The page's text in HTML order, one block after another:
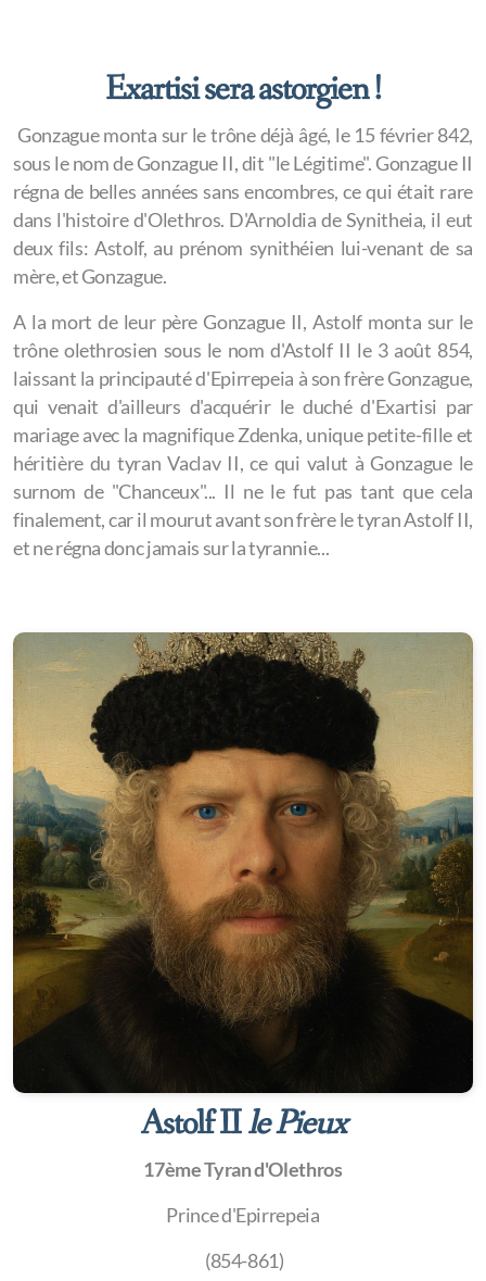
Exartisi sera astorgien !
Gonzague monta sur le trône déjà âgé, le 15 février 842,
sous le nom de Gonzague II, dit "le Légitime". Gonzague II
régna de belles années sans encombres, ce qui était rare
dans l'histoire d'Olethros. D'Arnoldia de Synitheia, il eut
deux fils: Astolf, au prénom synithéien lui-venant de sa
mère, et Gonzague.
A la mort de leur père Gonzague II, Astolf monta sur le
trône olethrosien sous le nom d'Astolf II le 3 août 854,
laissant la principauté d'Epirrepeia à son frère Gonzague,
qui venait d'ailleurs d'acquérir le duché d'Exartisi par
mariage avec la magnifique Zdenka, unique petite-fille et
héritière du tyran Vaclav II, ce qui valut à Gonzague le
surnom de "Chanceux"... Il ne le fut pas tant que cela
finalement, car il mourut avant son frère le tyran Astolf II,
et ne régna donc jamais sur la tyrannie...
Astolf IIle Pieux
17ème Tyran d'Olethros
Prince d'Epirrepeia
(854-861)